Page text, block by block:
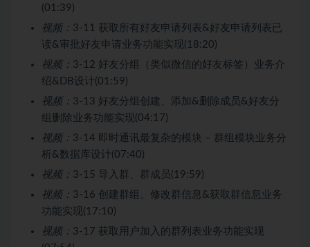
(01:39)
视频： 3-11 获取所有好友申请列表&好友申请列表已
读&审批好友申请业务功能实现(18:20)
视频： 3-12 好友分组（类似微信的好友标签）业务介
绍&DB设计(01:59)
视频： 3-13 好友分组创建、添加&删除成员&好友分
组删除业务功能实现(04:17)
视频： 3-14 即时通讯最复杂的模块 – 群组模块业务分
析&数据库设计(07:40)
视频： 3-15 导入群、群成员(19:59)
视频： 3-16 创建群组、修改群信息&获取群信息业务
功能实现(17:10)
视频： 3-17 获取用户加入的群列表业务功能实现